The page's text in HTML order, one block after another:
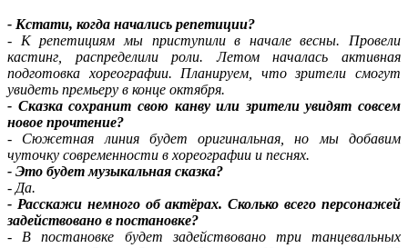
- Кстати, когда начались репетиции?
- К репетициям мы приступили в начале весны. Провели
кастинг, распределили роли. Летом началась активная
подготовка хореографии. Планируем, что зрители смогут
увидеть премьеру в конце октября.
- Сказка сохранит свою канву или зрители увидят совсем
новое прочтение?
- Сюжетная линия будет оригинальная, но мы добавим
чуточку современности в хореографии и песнях.
- Это будет музыкальная сказка?
- Да.
- Расскажи немного об актёрах. Сколько всего персонажей
задействовано в постановке?
- В постановке будет задействовано три танцевальных